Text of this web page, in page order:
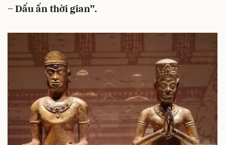
– Dấu ấn thời gian”.